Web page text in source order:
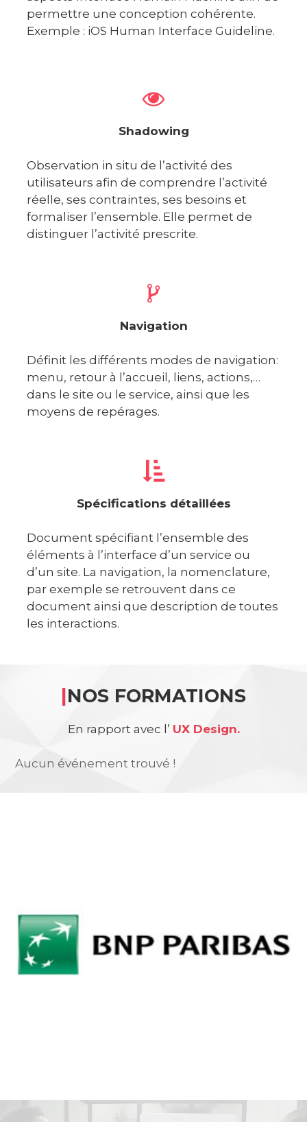
permettre une conception cohérente.
Exemple : iOS Human Interface Guideline.
Shadowing
Observation in situ de l’activité des
utilisateurs afin de comprendre l’activité
réelle, ses contraintes, ses besoins et
formaliser l’ensemble. Elle permet de
distinguer l’activité prescrite.
Navigation
Définit les différents modes de navigation:
menu, retour à l’accueil, liens, actions,…
dans le site ou le service, ainsi que les
moyens de repérages.
Spécifications détaillées
Document spécifiant l’ensemble des
éléments à l’interface d’un service ou
d’un site. La navigation, la nomenclature,
par exemple se retrouvent dans ce
document ainsi que description de toutes
les interactions.
|NOS FORMATIONS
En rapport avec l’ UX Design.
Aucun événement trouvé !